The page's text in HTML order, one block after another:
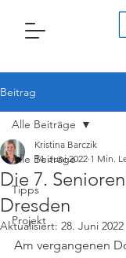
Beitrag
Alle Beiträge
Tipps
Projekt
Alle Beiträge
Die 7.
Dresden
Kristina Barczik
14. Juni 2022 1 Min.
Aktualisiert: 28. Juni 2022
Am vergangenen